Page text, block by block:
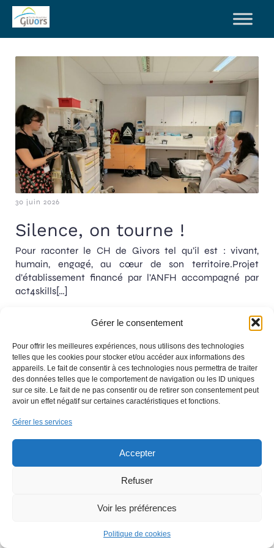
Gérer le consentement
Pour offrir les meilleures expériences, nous utilisons des technologies
telles que les cookies pour stocker et/ou accéder aux informations des
appareils. Le fait de consentir à ces technologies nous permettra de traiter
des données telles que le comportement de navigation ou les ID uniques
sur ce site. Le fait de ne pas consentir ou de retirer son consentement peut
avoir un effet négatif sur certaines caractéristiques et fonctions.
Gérer les services
Accepter
Refuser
Voir les préférences
Politique de cookies
30 juin 2026
Silence, on tourne !
Pour raconter le CH de Givors tel qu’il est : vivant,
humain, engagé, au cœur de son territoire.Projet
d’établissement financé par l’ANFH accompagné par
act4skills[…]
Centre Hospitalier de Givors
9 avenue du Professeur Fleming
69700 Givors